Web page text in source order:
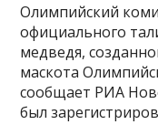
Олимпийский
официального
медведя,
маскота
сообщает РИА
был